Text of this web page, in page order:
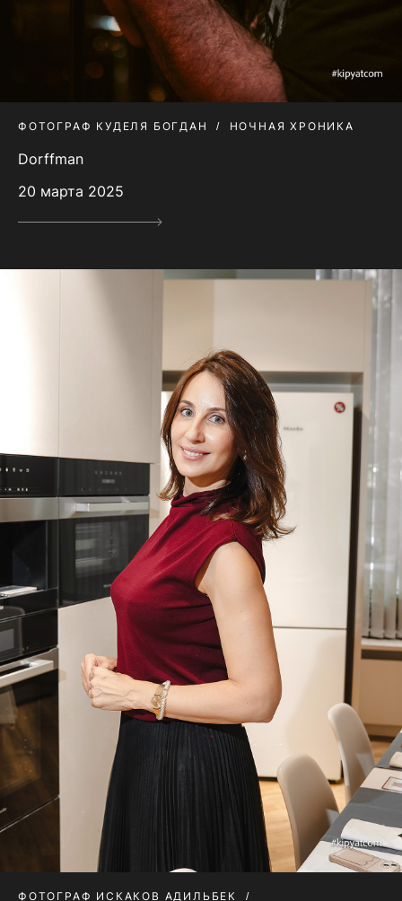
ФОТОГРАФ КУДЕЛЯ БОГДАН НОЧНАЯ ХРОНИКА
Dorffman
20 марта 2025
ФОТОГРАФ ИСКАКОВ АДИЛЬБЕК